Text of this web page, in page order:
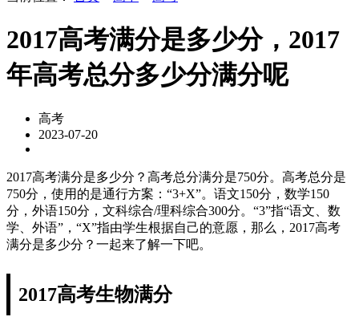
2017高考满分是多少分，2017
年高考总分多少分满分呢
高考
2023-07-20
2017高考满分是多少分？高考总分满分是750分。高考总分是
750分，使用的是通行方案：“3+X”。语文150分，数学150
分，外语150分，文科综合/理科综合300分。“3”指“语文、数
学、外语”，“X”指由学生根据自己的意愿，那么，2017高考
满分是多少分？一起来了解一下吧。
2017高考生物满分